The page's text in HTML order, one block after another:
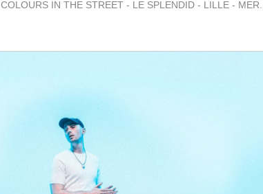
COLOURS IN THE STREET - LE SPLENDID - LILLE -